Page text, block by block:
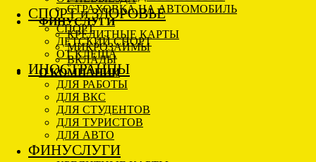
СТРАХОВКА НА АВТОМОБИЛЬ
ФИНУСЛУГИ
КРЕДИТНЫЕ КАРТЫ
МИКРОЗАЙМЫ
ВКЛАДЫ
О КОМПАНИИ
СПОРТ и ЗДОРОВЬЕ
СПОРТ
ДЕТСКИЙ СПОРТ
ОТ КЛЕЩА
ИНОСТРАНЦЫ
ДЛЯ РАБОТЫ
ДЛЯ ВКС
ДЛЯ СТУДЕНТОВ
ДЛЯ ТУРИСТОВ
ДЛЯ АВТО
ФИНУСЛУГИ